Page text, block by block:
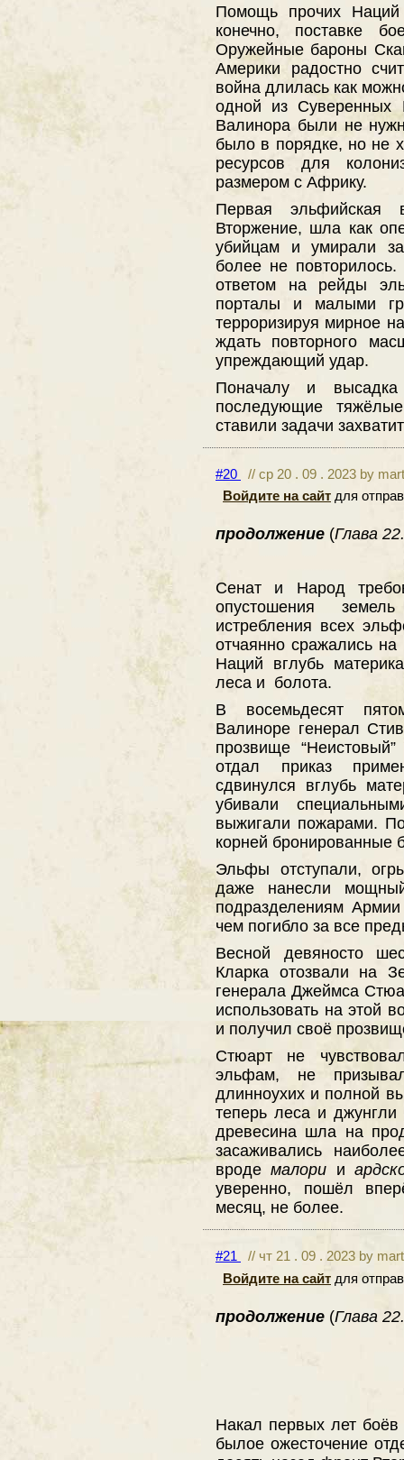
Помощь прочих
конечно, поставке
Оружейные бароны
Америки радостно
война длилась как
одной из Суверенных
Валинора были не
было в порядке, но не
ресурсов для
размером с Африку.
Первая
Вторжение, шла как
убийцам и умирали
более не
ответом на рейды
порталы и малыми
терроризируя мирное
ждать повторного
упреждающий удар.
Поначалу и
последующие
ставили задачи
#20
// ср 20 . 09 . 2023 by
Войдите на сайт для
продолжение (Глава
Сенат и Народ
опустошения
истребления всех
отчаянно сражались
Наций вглубь
леса и болота.
В восемьдесят
Валиноре генерал
прозвище
отдал приказ
сдвинулся вглубь
убивали
выжигали пожарами.
корней бронированные
Эльфы отступали,
даже нанесли
подразделениям
чем погибло за все
Весной девяносто
Кларка отозвали на
генерала Джеймса
использовать на этой
и получил своё
Стюарт не
эльфам, не
длинноухих и полной
теперь леса и джунгли
древесина шла на
засаживались
вродемалори и
уверенно, пошёл
месяц, не более.
#21
// чт 21 . 09 . 2023 by
Войдите на сайт для
продолжение (Глава
Накал первых лет
былое ожесточение